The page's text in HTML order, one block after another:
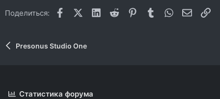
Поделиться: FacebookX (Twitter)
LinkedIn
Reddit Pinterest
Tumblr WhatsApp
Presonus Studio One
Статистика форума